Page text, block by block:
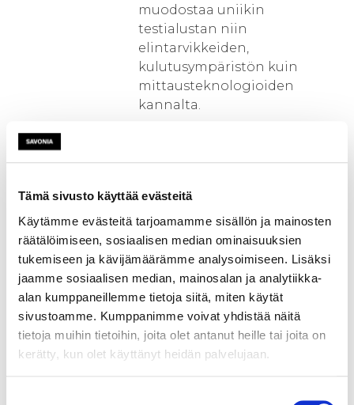
Tämä sivusto käyttää evästeitä
Käytämme evästeitä tarjoamamme sisällön ja mainosten
räätälöimiseen, sosiaalisen median ominaisuuksien
tukemiseen ja kävijämäärämme analysoimiseen. Lisäksi
jaamme sosiaalisen median, mainosalan ja analytiikka-
alan kumppaneillemme tietoja siitä, miten käytät
sivustoamme. Kumppanimme voivat yhdistää näitä
tietoja muihin tietoihin, joita olet antanut heille tai joita on
kerätty, kun olet käyttänyt heidän palvelujaan.
muodostaa uniikin
testialustan niin
elintarvikkeiden,
kulutusympäristön kuin
mittausteknologioiden
kannalta.
infrastruktuuri, joka tavoittaa
päivittäin. Ihmiset tekevät
valintoja, joita ohjaa
harkinnan lisäksi tottumus ja
monet tiedostamattomat
tekijät, kuten mielihyvän
ennakointi. Alan toimijat
kaipaavat uusia tapoja
optimoida valintaympäristöä
niin, että se ohjaa